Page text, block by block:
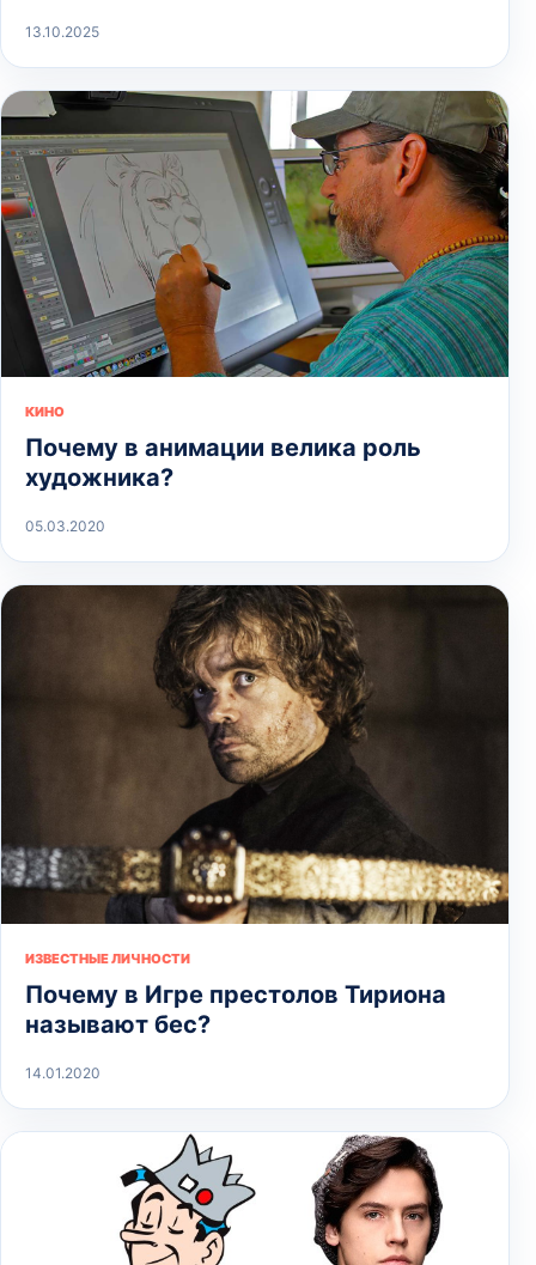
13.10.2025
КИНО
Почему в анимации велика роль
художника?
05.03.2020
ИЗВЕСТНЫЕ ЛИЧНОСТИ
Почему в Игре престолов Тириона
называют бес?
14.01.2020